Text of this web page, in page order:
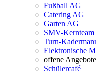
Fußball AG
Catering AG
Garten AG
SMV-Kernteam
Turn-
Elektronische
offene Angebote
Schülercafé